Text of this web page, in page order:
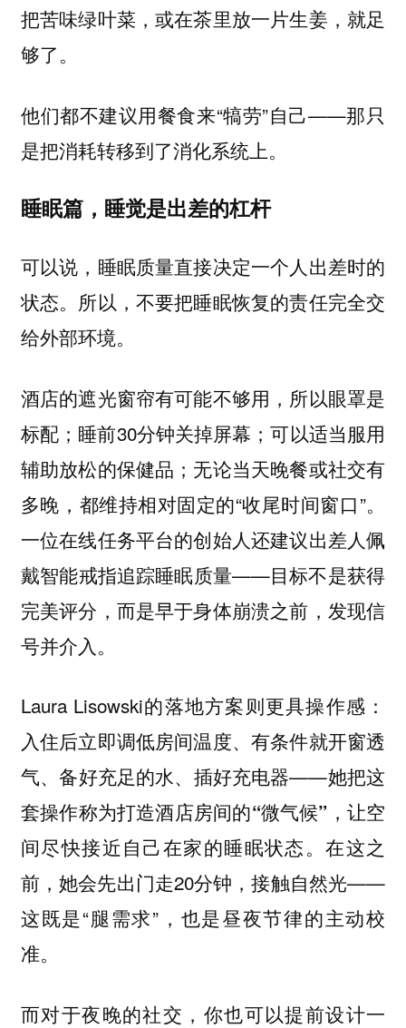
把苦味绿叶菜，或在茶里放一片生姜，就足
够了。
他们都不建议用餐食来“犒劳”自己——那只
是把消耗转移到了消化系统上。
睡眠篇，睡觉是出差的杠杆
可以说，睡眠质量直接决定一个人出差时的
状态。所以，不要把睡眠恢复的责任完全交
给外部环境。
酒店的遮光窗帘有可能不够用，所以眼罩是
标配；睡前30分钟关掉屏幕；可以适当服用
辅助放松的保健品；无论当天晚餐或社交有
多晚，都维持相对固定的“收尾时间窗口”。
一位在线任务平台的创始人还建议出差人佩
戴智能戒指追踪睡眠质量——目标不是获得
完美评分，而是早于身体崩溃之前，发现信
号并介入。
Laura Lisowski的落地方案则更具操作感：
入住后立即调低房间温度、有条件就开窗透
气、备好充足的水、插好充电器——她把这
套操作称为打造酒店房间的“微气候” ，让空
间尽快接近自己在家的睡眠状态。在这之
前，她会先出门走20分钟，接触自然光——
这既是“腿需求”，也是昼夜节律的主动校
准。
而对于夜晚的社交，你也可以提前设计一